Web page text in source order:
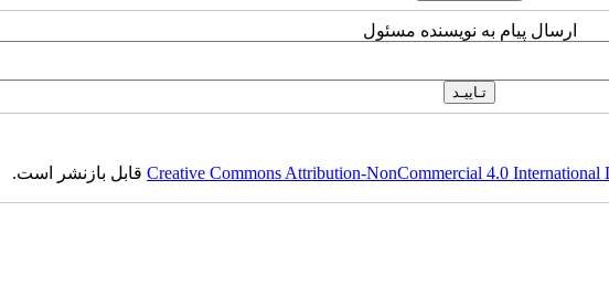
ارسال پیام به نویسنده مسئول
Creative Commons Attribution-NonCommercial 4.0 Internationalقابل بازنشر است.